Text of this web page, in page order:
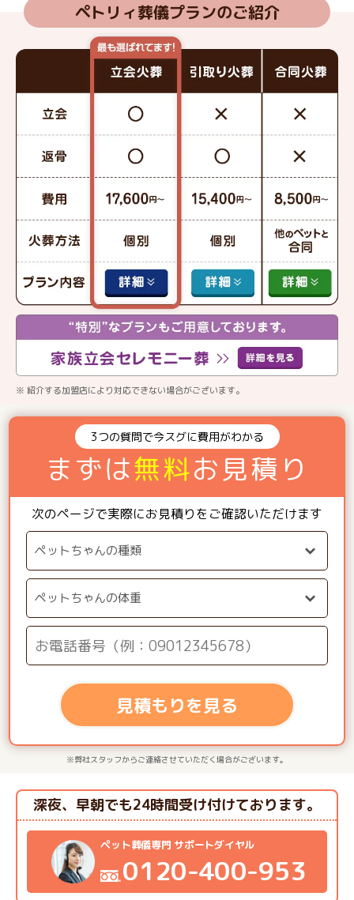
ペトリィ葬儀プランのご紹介
※ 紹介する加盟店により対応できない場合がございます。
3つの質問で今スグに費用がわかる
まずは無料お見積り
次のページで実際にお見積りをご確認いただけます
見積もりを見る
※弊社スタッフからご連絡させていただく場合がございます。
ペット葬儀専門 サポートダイヤル
0120-400-953
深夜、早朝でも24時間受け付けております。